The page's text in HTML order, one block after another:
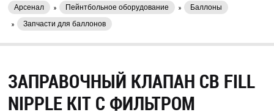
Арсенал Пейнтбольное оборудование
Баллоны
Запчасти для баллонов
ЗАПРАВОЧНЫЙ КЛАПАН CB FILL
NIPPLE KIT С ФИЛЬТРОМ